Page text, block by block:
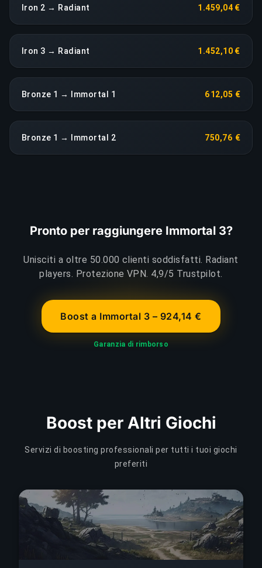
Iron 2 → Radiant 1.459,04 €
Iron 3 → Radiant 1.452,10 €
Bronze 1 → Immortal 1 612,05 €
Bronze 1 → Immortal 2 750,76 €
Pronto per raggiungere Immortal 3?
Unisciti a oltre 50.000 clienti soddisfatti. Radiant
players. Protezione VPN. 4,9/5 Trustpilot.
Boost a Immortal 3 – 924,14 €
Garanzia di rimborso
Boost per Altri Giochi
Servizi di boosting professionali per tutti i tuoi giochi
preferiti